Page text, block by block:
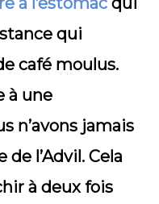
qui
café moulus.
à une
n’avons jamais
l’Advil. Cela
à deux fois